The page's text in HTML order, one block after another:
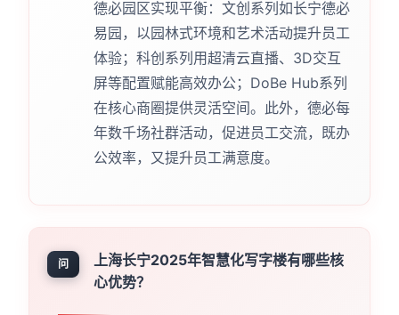
德必园区实现平衡：文创系列如长宁德必
易园，以园林式环境和艺术活动提升员工
体验；科创系列用超清云直播、3D交互
屏等配置赋能高效办公；DoBe Hub系列
在核心商圈提供灵活空间。此外，德必每
年数千场社群活动，促进员工交流，既办
公效率，又提升员工满意度。
问
上海长宁2025年智慧化写字楼有哪些核
心优势？